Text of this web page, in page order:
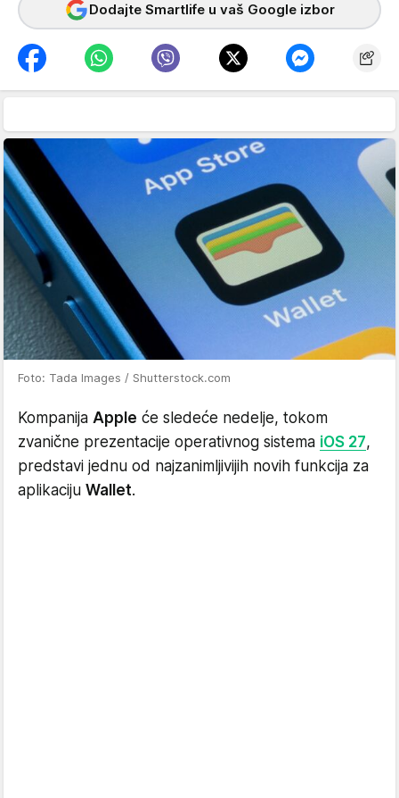
Dodajte Smartlife u vaš Google izbor
Foto: Tada Images / Shutterstock.com
Kompanija Apple će sledeće nedelje, tokom
zvanične prezentacije operativnog sistema iOS 27,
predstavi jednu od najzanimljivijih novih funkcija za
aplikaciju Wallet.